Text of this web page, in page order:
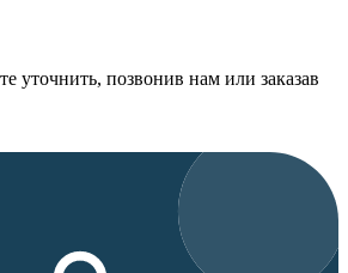
уточнить, позвонив нам или заказав